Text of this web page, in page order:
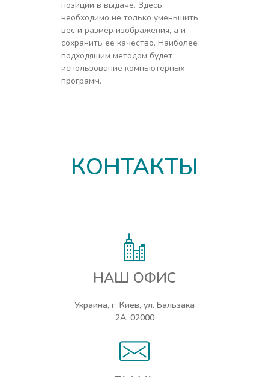
позиции в выдаче. Здесь
необходимо не только уменьшить
вес и размер изображения, а и
сохранить ее качество. Наиболее
подходящим методом будет
использование компьютерных
программ.
КОНТАКТЫ
НАШ ОФИС
Украина, г. Киев, ул. Бальзака
2А, 02000